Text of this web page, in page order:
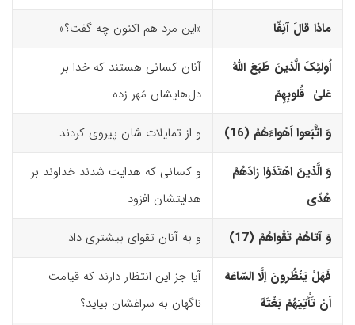
ماذا قالَ آنِفًا «این مرد هم اکنون چه گفت؟»
اُولٰئِکَ الَّذینَ طَبَعَ اللّهُ
عَلیٰ قُلوبِهِمْ
آنان کسانی‌ هستند که خدا بر
دل‌هایشان مُهر زده
وَ اتَّبَعوا اَهْواءَهُمْ (16)‏ و از تمایلات ‌شان پیروی کردند
وَ الَّذینَ اهْتَدَوْا زادَهُمْ
هُدًى
و کسانی که هدایت شدند خداوند بر
هدایتشان افزود
وَ آتاهُمْ تَقْواهُمْ (17)‏ و به آنان تقوای بیشتری داد
فَهَلْ یَنْظُرونَ اِلَّا السّاعَهَ
اَنْ تَأْتِیَهُمْ بَغْتَهً
آیا جز این انتظار دارند که قیامت
ناگهان به سراغشان بیاید؟